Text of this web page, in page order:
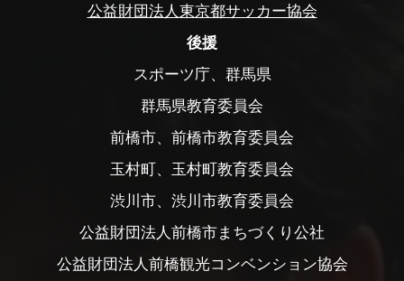
公益財団法人東京都サッカー協会
後援
スポーツ庁、群馬県
群馬県教育委員会
前橋市、前橋市教育委員会
玉村町、玉村町教育委員会
渋川市、渋川市教育委員会
公益財団法人前橋市まちづくり公社
公益財団法人前橋観光コンベンション協会